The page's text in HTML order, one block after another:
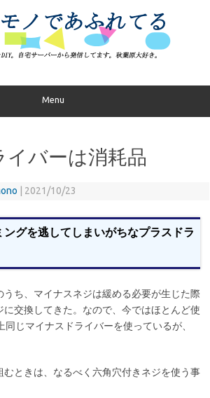
Menu
イバーは消耗品
2021/10/23
ングを逃してしまいがちなプラスドラ
ち、マイナスネジは緩める必要が生じた際
に交換してきた。なので、今ではほとんど使
同じマイナスドライバーを使っているが、
むときは、なるべく六角穴付きネジを使う事